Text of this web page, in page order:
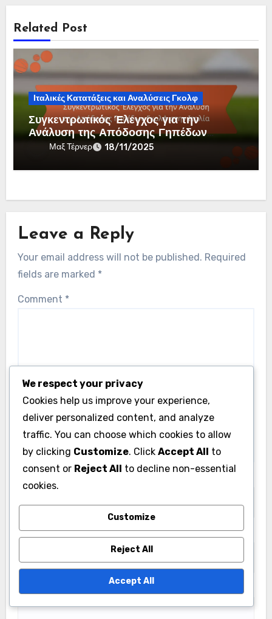
Related Post
Ιταλικές Κατατάξεις και Αναλύσεις Γκολφ
Συγκεντρωτικός Έλεγχος για την
Ανάλυση της Απόδοσης Γηπέδων
Γκολφ στην Ιταλία
Μαξ Τέρνερ 18/11/2025
Leave a Reply
Your email address will not be published. Required
fields are marked *
Comment *
Email*
We respect your privacy
Cookies help us improve your experience,
deliver personalized content, and analyze
traffic. You can choose which cookies to allow
by clicking Customize. Click Accept All to
consent or Reject All to decline non-essential
cookies.
Customize
Reject All
Accept All